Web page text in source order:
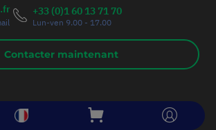
+33 (0)1 60 13 71 70
Lun-ven 9.00 - 17.00
Contacter maintenant